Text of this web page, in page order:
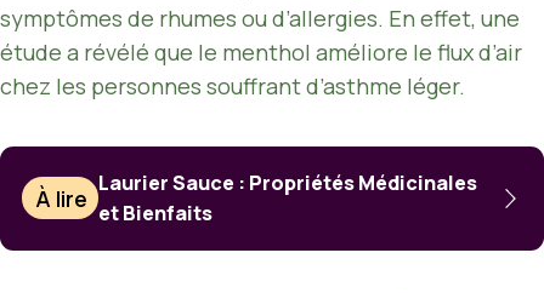
symptômes de rhumes ou d’allergies. En effet, une
étude a révélé que le menthol améliore le flux d’air
chez les personnes souffrant d’asthme léger.
À lire
Laurier Sauce : Propriétés Médicinales
et Bienfaits